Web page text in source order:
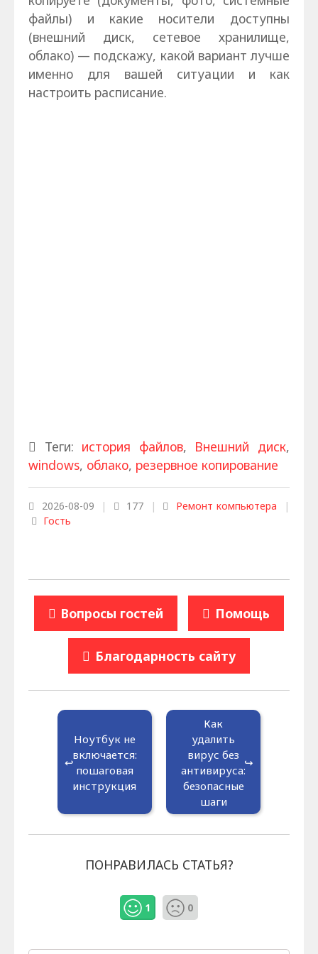
файлы) и какие носители доступны
(внешний диск, сетевое хранилище,
облако) — подскажу, какой вариант лучше
именно для вашей ситуации и как
настроить расписание.
Теги: история файлов, Внешний диск,
windows, облако, резервное копирование
2026-08-09 | 177 | Ремонт компьютера
|
Гость
Вопросы гостей Помощь
Благодарность сайту
Ноутбук не
включается:
пошаговая
инструкция
Как
удалить
вирус без
антивируса:
безопасные
шаги
ПОНРАВИЛАСЬ СТАТЬЯ?
1 0